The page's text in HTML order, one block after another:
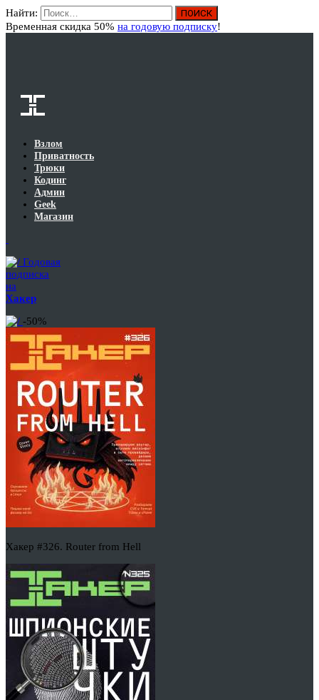
Найти:
Временная скидка 50% на годовую подписку!
Взлом
Приватность
Трюки
Кодинг
Админ
Geek
Магазин
Годовая
подписка
на
Хакер
-50%
Хакер #326. Router from Hell